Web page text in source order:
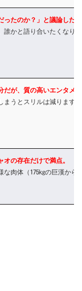
ったのか？」と議論した
誰かと語り合いたくなり
だが、質の高いエンタメ。
まうとスリルは減ります
オの存在だけで満点。
な肉体（175kgの巨漢か